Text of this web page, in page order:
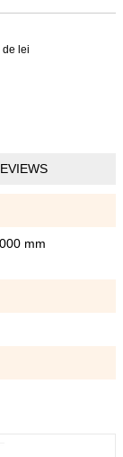
de lei
mm